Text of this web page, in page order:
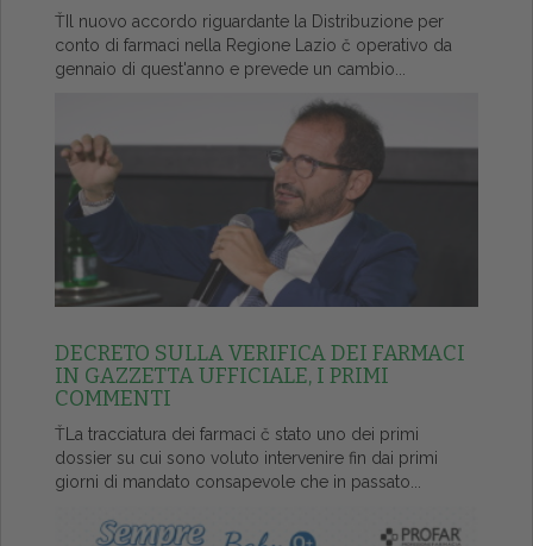
ŤIl nuovo accordo riguardante la Distribuzione per
conto di farmaci nella Regione Lazio č operativo da
gennaio di quest'anno e prevede un cambio...
DECRETO SULLA VERIFICA DEI FARMACI
IN GAZZETTA UFFICIALE, I PRIMI
COMMENTI
ŤLa tracciatura dei farmaci č stato uno dei primi
dossier su cui sono voluto intervenire fin dai primi
giorni di mandato consapevole che in passato...